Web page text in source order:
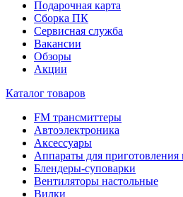
Подарочная карта
Сборка ПК
Сервисная служба
Вакансии
Обзоры
Акции
Каталог товаров
FM трансмиттеры
Автоэлектроника
Аксессуары
Аппараты для приготовления
Блендеры-суповарки
Вентиляторы настольные
Вилки